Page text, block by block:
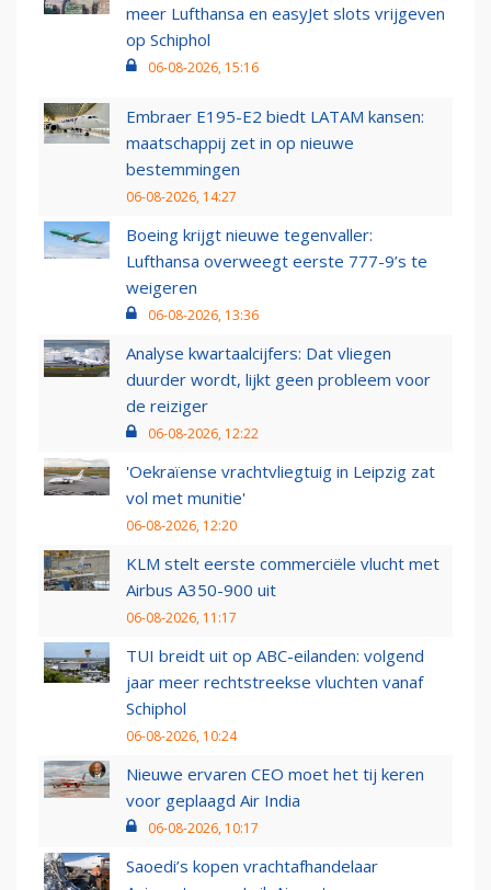
meer Lufthansa en easyJet slots vrijgeven
op Schiphol
06-08-2026, 15:16
Embraer E195-E2 biedt LATAM kansen:
maatschappij zet in op nieuwe
bestemmingen
06-08-2026, 14:27
Boeing krijgt nieuwe tegenvaller:
Lufthansa overweegt eerste 777-9’s te
weigeren
06-08-2026, 13:36
Analyse kwartaalcijfers: Dat vliegen
duurder wordt, lijkt geen probleem voor
de reiziger
06-08-2026, 12:22
'Oekraïense vrachtvliegtuig in Leipzig zat
vol met munitie'
06-08-2026, 12:20
KLM stelt eerste commerciële vlucht met
Airbus A350-900 uit
06-08-2026, 11:17
TUI breidt uit op ABC-eilanden: volgend
jaar meer rechtstreekse vluchten vanaf
Schiphol
06-08-2026, 10:24
Nieuwe ervaren CEO moet het tij keren
voor geplaagd Air India
06-08-2026, 10:17
Saoedi’s kopen vrachtafhandelaar